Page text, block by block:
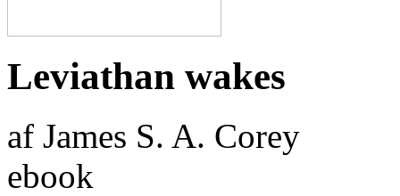
Leviathan wakes
af James S. A. Corey
ebook